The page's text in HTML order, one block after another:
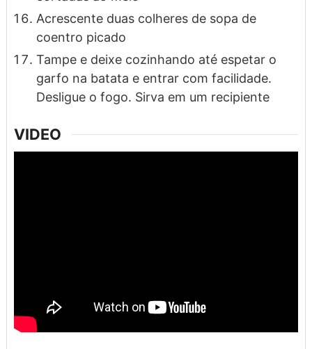
Acrescente duas colheres de sopa de
coentro picado
Tampe e deixe cozinhando até espetar o
garfo na batata e entrar com facilidade.
Desligue o fogo. Sirva em um recipiente
VIDEO